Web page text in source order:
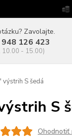
Zavolajte.
126 423
10.00 - 15.00)
výstrih S šedá
S
Ohodnotiť